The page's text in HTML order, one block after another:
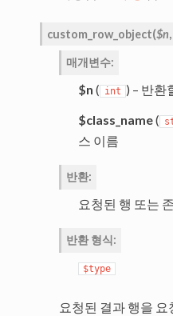
custom_row_object($n,
매개변수:
$n ( int ) – 반환
$class_name(
스 이름
반환:
요청된 행 또는
반환 형식:
$type
요청된 결과 행을